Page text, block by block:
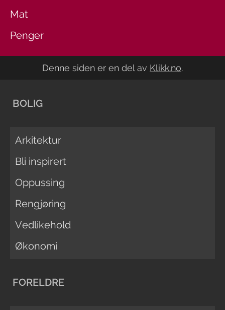
Mat
Penger
Denne siden er en del av Klikk.no.
BOLIG
Arkitektur
Bli inspirert
Oppussing
Rengjøring
Vedlikehold
Økonomi
FORELDRE